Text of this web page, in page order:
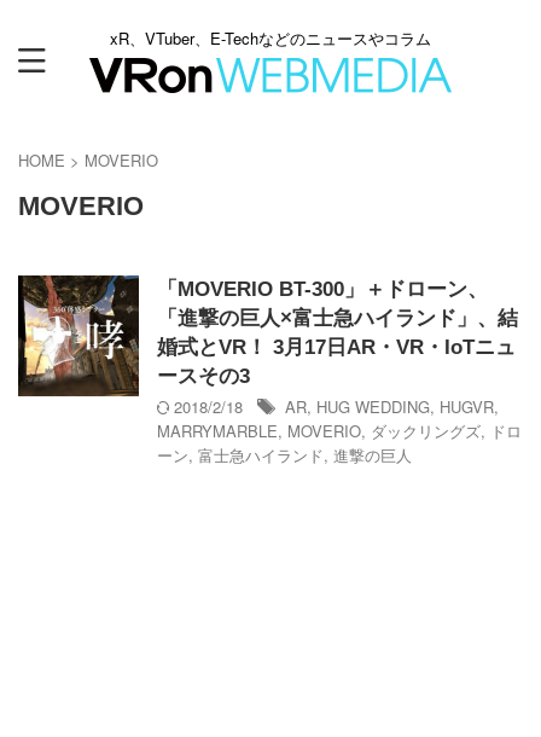
xR、VTuber、E-Techなどのニュースやコラム
HOME > MOVERIO
MOVERIO
「MOVERIO BT-300」＋ドローン、
「進撃の巨人×富士急ハイランド」、結
婚式とVR！ 3月17日AR・VR・IoTニュ
ースその3
2018/2/18
AR, HUG WEDDING, HUGVR,
MARRYMARBLE, MOVERIO, ダックリングズ, ドロ
ーン, 富士急ハイランド, 進撃の巨人